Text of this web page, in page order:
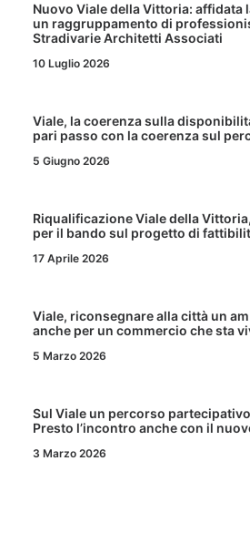
Nuovo Viale della Vittoria: affidata
un raggruppamento di
Stradivarie Architetti Associati
10 Luglio 2026
Viale, la coerenza sulla
pari passo con la coerenza sul
5 Giugno 2026
Riqualificazione Viale della
per il bando sul progetto di
17 Aprile 2026
Viale, riconsegnare alla città un
anche per un commercio che sta
5 Marzo 2026
Sul Viale un percorso
Presto l’incontro anche con il
3 Marzo 2026